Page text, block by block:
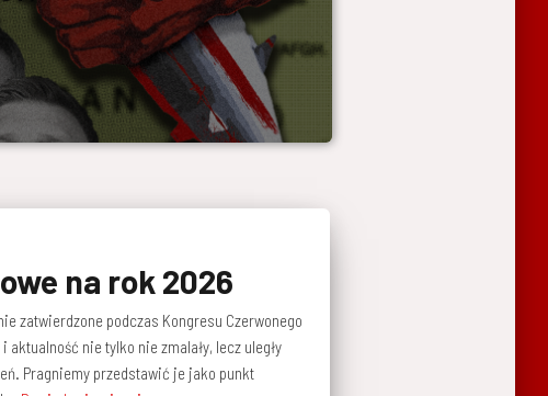
na rok 2026
zatwierdzone podczas Kongresu Czerwonego
nie tylko nie zmalały, lecz uległy
Pragniemy przedstawić je jako punkt